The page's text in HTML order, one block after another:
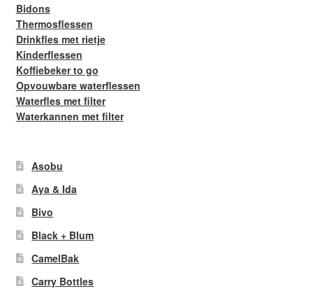
Aanbiedingen
Waterfles bedrukken
Reviews waterflessenwinkel.nl
Contact Waterflessenwinkel.nl
Bidons
Thermosflessen
Drinkfles met rietje
Kinderflessen
Koffiebeker to go
Opvouwbare waterflessen
Waterfles met filter
Waterkannen met filter
Asobu
Aya & Ida
Bivo
Black + Blum
CamelBak
Carry Bottles